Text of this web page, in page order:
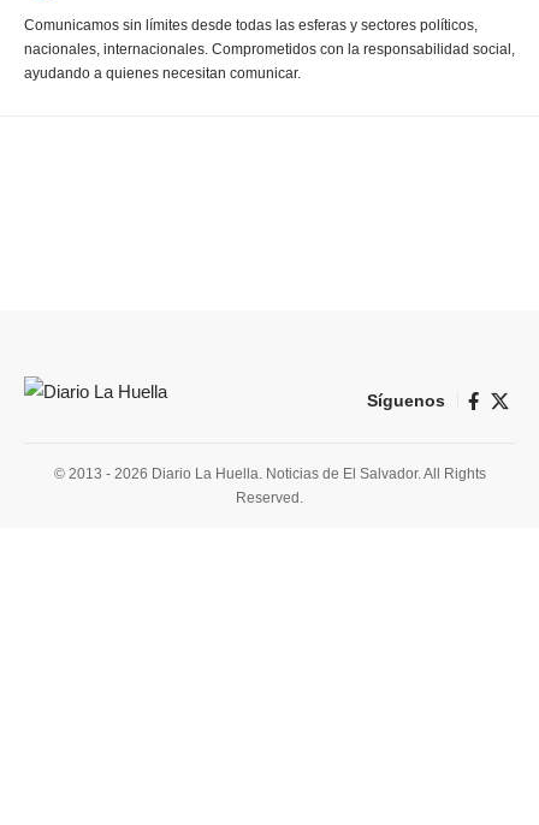
Comunicamos sin límites desde todas las esferas y sectores políticos,
nacionales, internacionales. Comprometidos con la responsabilidad social,
ayudando a quienes necesitan comunicar.
Síguenos
© 2013 - 2026 Diario La Huella. Noticias de El Salvador. All Rights
Reserved.